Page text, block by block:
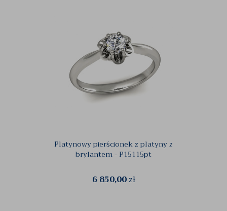
Platynowy pierścionek z platyny z
brylantem - P15115pt
6 850,00zł